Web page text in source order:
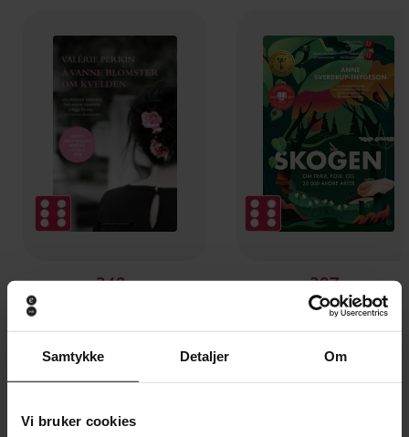
Samtykke Detaljer Om
Vi bruker cookies
249,-
Valérie Perrin
EBOK
297,-
Skogen
Anne Sverdrup-Thygeson
EBOK